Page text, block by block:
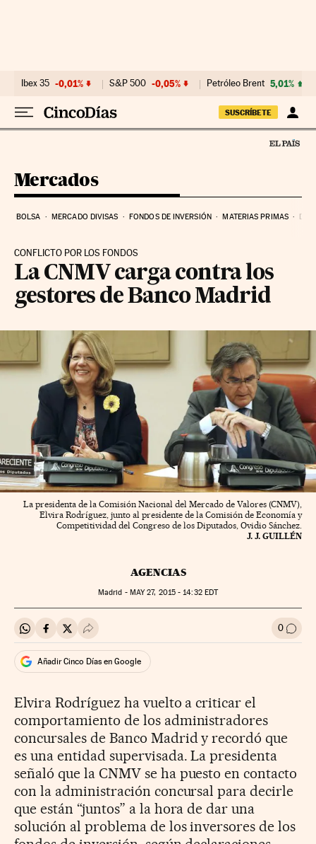
Ibex 35 -0,01% S&P 500 -0,05% Petróleo Brent 5,01%
SUSCRÍBETE
Mercados
BOLSA MERCADO DIVISAS FONDOS DE INVERSIÓN MATERIAS PRIMAS
CONFLICTO POR LOS FONDOS
La CNMV carga contra los
gestores de Banco Madrid
La presidenta de la Comisión Nacional del Mercado de Valores (CNMV),
Elvira Rodríguez, junto al presidente de la Comisión de Economía y
Competitividad del Congreso de los Diputados, Ovidio Sánchez.
J. J. GUILLÉN
AGENCIAS
Madrid - MAY27, 2015 - 14:32EDT
Compartir en Whatsapp
Compartir en Facebook
Compartir en Twitter
Desplegar Redes Sociales 0 Ir a
Añadir Cinco Días en Google
Elvira Rodríguez ha vuelto a criticar el
comportamiento de los administradores
concursales de Banco Madrid y recordó que
es una entidad supervisada. La presidenta
señaló que la CNMV se ha puesto en contacto
con la administración concursal para decirle
que están “juntos” a la hora de dar una
solución al problema de los inversores de los